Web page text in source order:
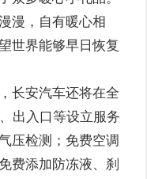
漫，自有暖心相
世界能够早日恢复
安汽车还将在全
出入口等设立服务
压检测；免费空调
费添加防冻液、刹